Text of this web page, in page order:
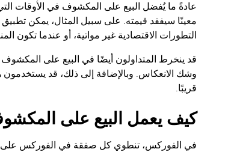
عادةً ما يُفضل البيع على المكشوف في الأوقات
معينًا سيفقد قيمته. على سبيل المثال، يمكن تطبيق
التطورات الاقتصادية غير مواتية، أو عندما
قد ينخرط المتداولون أيضًا في البيع على
وشك الانعكاس. وبالإضافة إلى ذلك، قد يستخدمون
قريبًا.
كيف يعمل البيع على
في الفوركس، تنطوي كل صفقة في الفوركس على